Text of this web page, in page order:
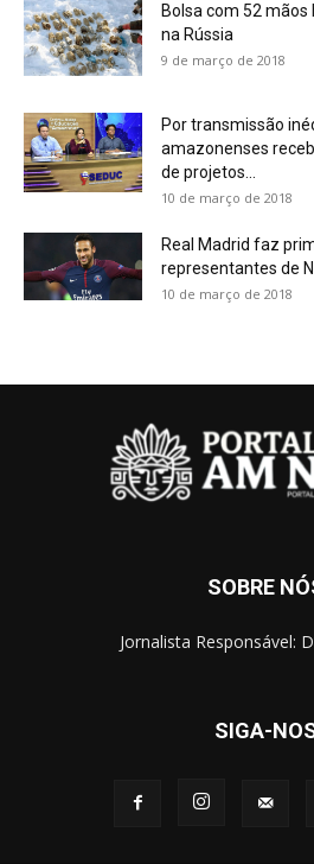
Bolsa com 52
na Rússia
9 de março de 2018
Por transmissão
amazonenses
de projetos...
10 de março de 2018
Real Madrid faz
representantes de
10 de março de 2018
SOBRE
Jornalista Responsável:
SIGA-